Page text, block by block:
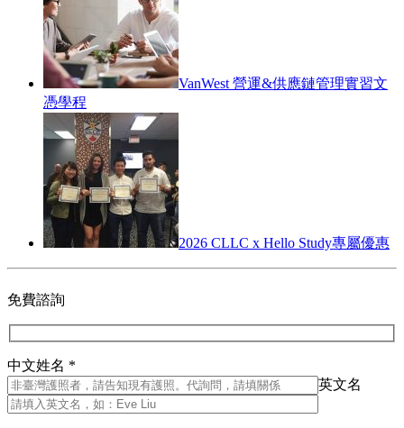
VanWest 營運&供應鏈管理實習文
憑學程
2026 CLLC x Hello Study專屬優惠
免費諮詢
中文姓名 *
英文名